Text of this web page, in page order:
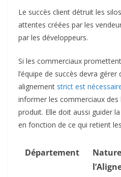
Le succès client détruit les
attentes créées par les
par les développeurs.
Si les commerciaux
l’équipe de succès devra
alignement strict est
informer les commerciaux des
produit. Elle doit aussi guider
en fonction de ce qui retient
Département